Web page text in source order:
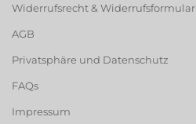
Widerrufsrecht & Widerrufsformular
AGB
Privatsphäre und Datenschutz
FAQs
Impressum